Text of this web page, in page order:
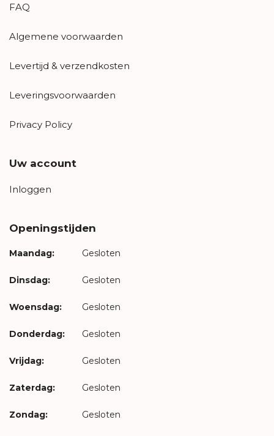
FAQ
Algemene voorwaarden
Levertijd & verzendkosten
Leveringsvoorwaarden
Privacy Policy
Uw account
Inloggen
Openingstijden
Maandag: Gesloten
Dinsdag: Gesloten
Woensdag: Gesloten
Donderdag: Gesloten
Vrijdag: Gesloten
Zaterdag: Gesloten
Zondag: Gesloten